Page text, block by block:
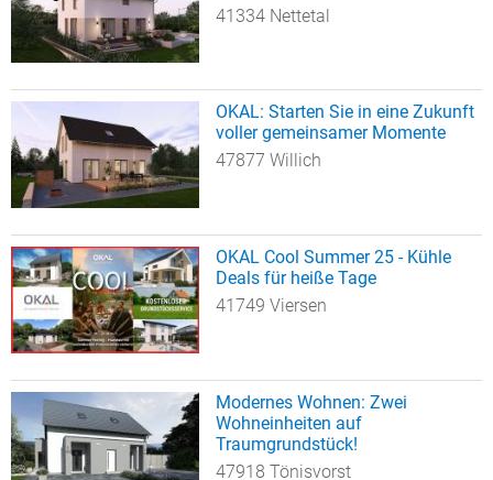
41334 Nettetal
OKAL: Starten Sie in eine Zukunft
voller gemeinsamer Momente
47877 Willich
OKAL Cool Summer 25 - Kühle
Deals für heiße Tage
41749 Viersen
Modernes Wohnen: Zwei
Wohneinheiten auf
Traumgrundstück!
47918 Tönisvorst